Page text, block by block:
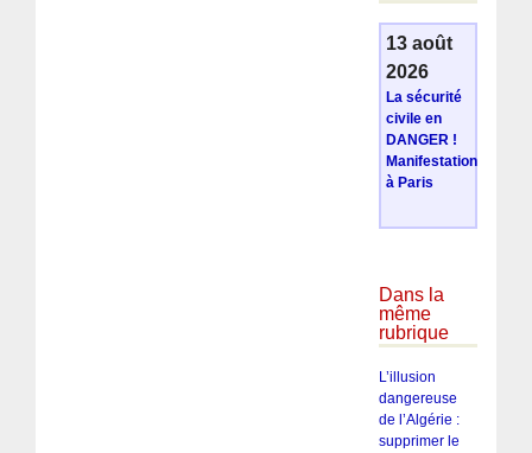
13 août
2026
La sécurité
civile en
DANGER !
Manifestation
à Paris
Dans la
même
rubrique
L’illusion
dangereuse
de l’Algérie :
supprimer le